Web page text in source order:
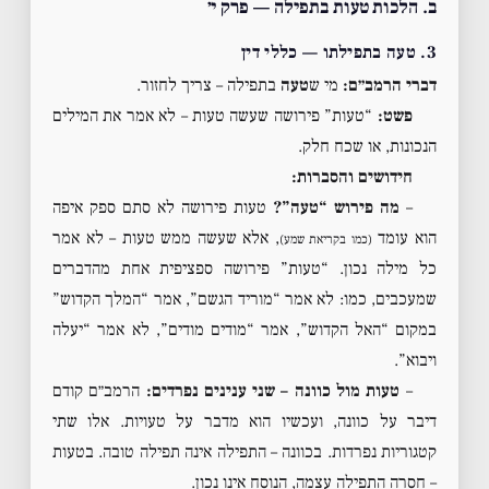
ב. הלכות טעות בתפילה — פרק י׳
3. טעה בתפילתו — כללי דין
דברי הרמב״ם: מי שטעה בתפילה – צריך לחזור.
פשט: “טעות” פירושה שעשה טעות – לא אמר את המילים
הנכונות, או שכח חלק.
חידושים והסברות:
– מה פירוש “טעה”? טעות פירושה לא סתם ספק איפה
הוא עומד (כמו בקריאת שמע), אלא שעשה ממש טעות – לא אמר
כל מילה נכון. “טעות” פירושה ספציפית אחת מהדברים
שמעכבים, כמו: לא אמר “מוריד הגשם”, אמר “המלך הקדוש”
במקום “האל הקדוש”, אמר “מודים מודים”, לא אמר “יעלה
ויבוא”.
– טעות מול כוונה – שני ענינים נפרדים: הרמב״ם קודם
דיבר על כוונה, ועכשיו הוא מדבר על טעויות. אלו שתי
קטגוריות נפרדות. בכוונה – התפילה אינה תפילה טובה. בטעות
– חסרה התפילה עצמה, הנוסח אינו נכון.